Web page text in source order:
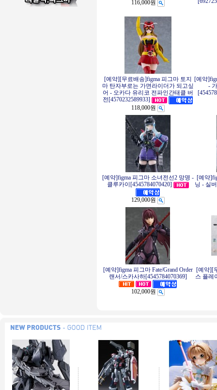
116,000원
[예약][무료배송]figma 피그마 토지
마 탄자부로는 가면라이더가 되고싶
어 - 오카다 유리코 전파인간태클 버
전[4570232589933]
118,000원
[예약
-
[예약]figma 피그마 소녀전선2 망명 -
클루카이[4545784070420]
129,000원
[예약
닝 - 실
[예약]figma 피그마 Fate/Grand Order
랜서/스카사하[4545784070369]
102,000원
[예약][
스 플레